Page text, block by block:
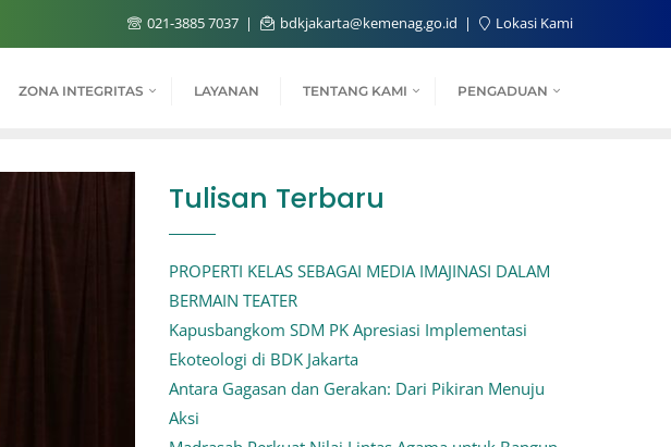
021-3885 7037 bdkjakarta@kemenag.go.id Lokasi Kami
ZONA INTEGRITAS LAYANAN TENTANG KAMI PENGADUAN
Tulisan Terbaru
PROPERTI KELAS SEBAGAI MEDIA IMAJINASI DALAM
BERMAIN TEATER
Kapusbangkom SDM PK Apresiasi Implementasi
Ekoteologi di BDK Jakarta
Antara Gagasan dan Gerakan: Dari Pikiran Menuju
Aksi